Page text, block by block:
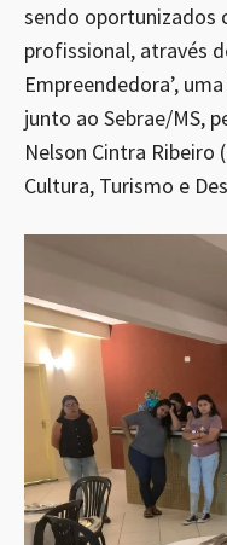
sendo oportunizados
profissional, através
Empreendedora’,
junto ao Sebrae/MS,
Nelson Cintra Ribeiro
Cultura, Turismo e